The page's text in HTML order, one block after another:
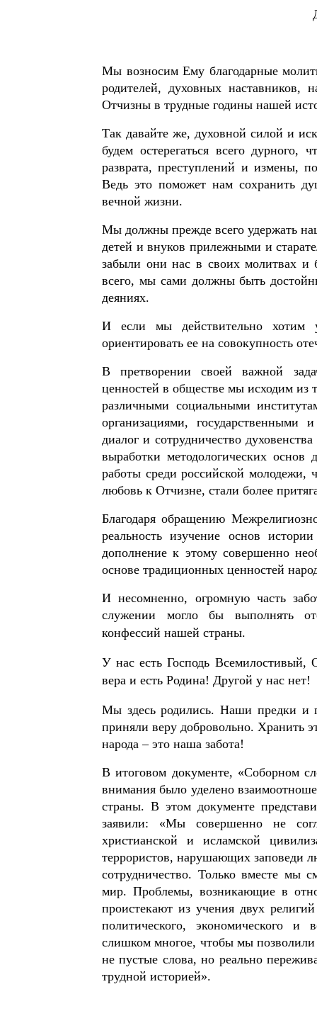
Мы возносим Ему благодарные
родителей, духовных
Отчизны в трудные годины нашей
Так давайте же, духовной силой и
будем остерегаться всего
разврата, преступлений и измены,
Ведь это поможет нам сохранить
вечной жизни.
Мы должны прежде всего удержать
детей и внуков прилежными и
забыли они нас в своих молитвах
всего, мы сами должны быть
деяниях.
И если мы действительно хотим
ориентировать ее на совокупность
В претворении своей важной
ценностей в обществе мы исходим из
различными социальными
организациями,
диалог и сотрудничество
выработки методологических основ
работы среди российской молодежи,
любовь к Отчизне, стали более
Благодаря обращению
реальность изучение основ
дополнение к этому совершенно
основе традиционных ценностей
И несомненно, огромную часть
служении могло бы выполнять
конфессий нашей страны.
У нас есть Господь
вера и есть Родина! Другой у нас нет!
Мы здесь родились. Наши предки и
приняли веру добровольно. Хранить
народа – это наша забота!
В итоговом документе, «Соборном
внимания было уделено
страны. В этом документе
заявили: «Мы совершенно не
христианской и исламской
террористов, нарушающих заповеди
сотрудничество. Только вместе мы
мир. Проблемы, возникающие в
проистекают из учения двух
политического, экономического и
слишком многое, чтобы мы
не пустые слова, но реально
трудной историей».